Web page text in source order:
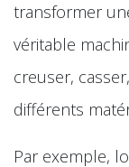
transformer
véritable
creuser,
différents
Par exemple,